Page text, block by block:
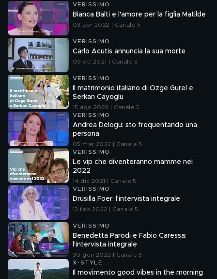
VERISSIMO
Bianca Balti e l'amore per la figlia Matilde
03 apr 2022 | Canale 5
VERISSIMO
Carlo Acutis annuncia la sua morte
09 ott 2021 | Canale 5
VERISSIMO
Il matrimonio italiano di Ozge Gurel e
Serkan Cayoglu
15 ago 2022 | Canale 5
VERISSIMO
Andrea Delogu: sto frequentando una
persona
05 mar 2022 | Canale 5
VERISSIMO
Le vip che diventeranno mamme nel
2022
14 dic 2021 | Canale 5
VERISSIMO
Drusilla Foer: l'intervista integrale
13 feb 2022 | Canale 5
VERISSIMO
Benedetta Parodi e Fabio Caressa:
l'intervista integrale
30 gen 2022 | Canale 5
X-STYLE
Il movimento good vibes in the morning